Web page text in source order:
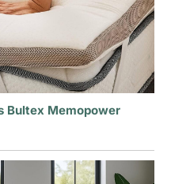
Bultex Memopower